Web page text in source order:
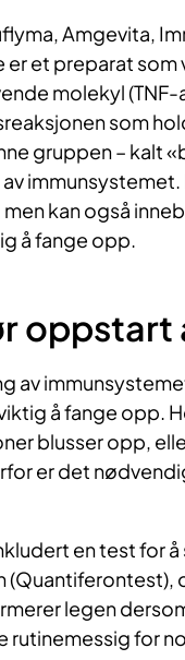
Amgevita,
er et preparat
molekyl
som
gruppen – kalt
av
kan også
å fange opp.
oppstart
av
å fange opp.
blusser opp,
er det
en test for å
legen
for